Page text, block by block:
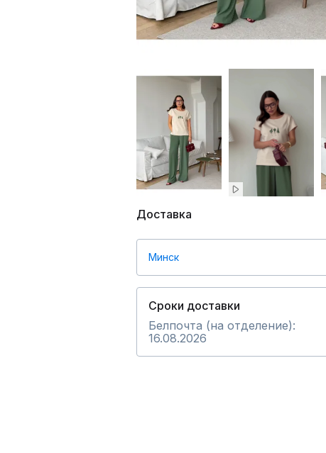
Доставка
Минск
Сроки доставки
Белпочта (на отделение):
16.08.2026